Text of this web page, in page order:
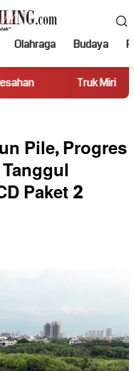
Olahraga Budaya
Truk Miring Hambat Arus
Pile, Progres
Paket 2